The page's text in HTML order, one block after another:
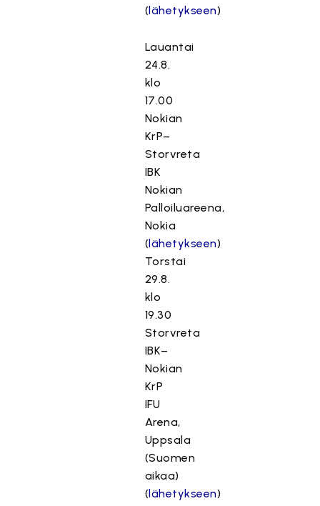
(lähetykseen)
Lauantai
24.8.
klo
17.00
Nokian
KrP–
Storvreta
IBK
Nokian
Palloiluareena,
Nokia
(lähetykseen)
Torstai
29.8.
klo
19.30
Storvreta
IBK–
Nokian
KrP
IFU
Arena,
Uppsala
(Suomen
aikaa)
(lähetykseen)